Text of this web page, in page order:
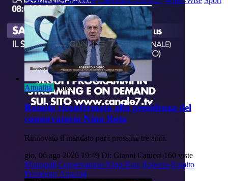
Attualità Video
Romito riconfermato alla presidenza del
conservatorio Nino Rota
Rinnovato il mandato per i prossimi tre anni.
gio, 06 ago 2026 19:49 Di: Gianni Catucci 160 viste
Monopoli Conservatorio-Nino-Rota Roberto-Romito
PresidenteAttualità